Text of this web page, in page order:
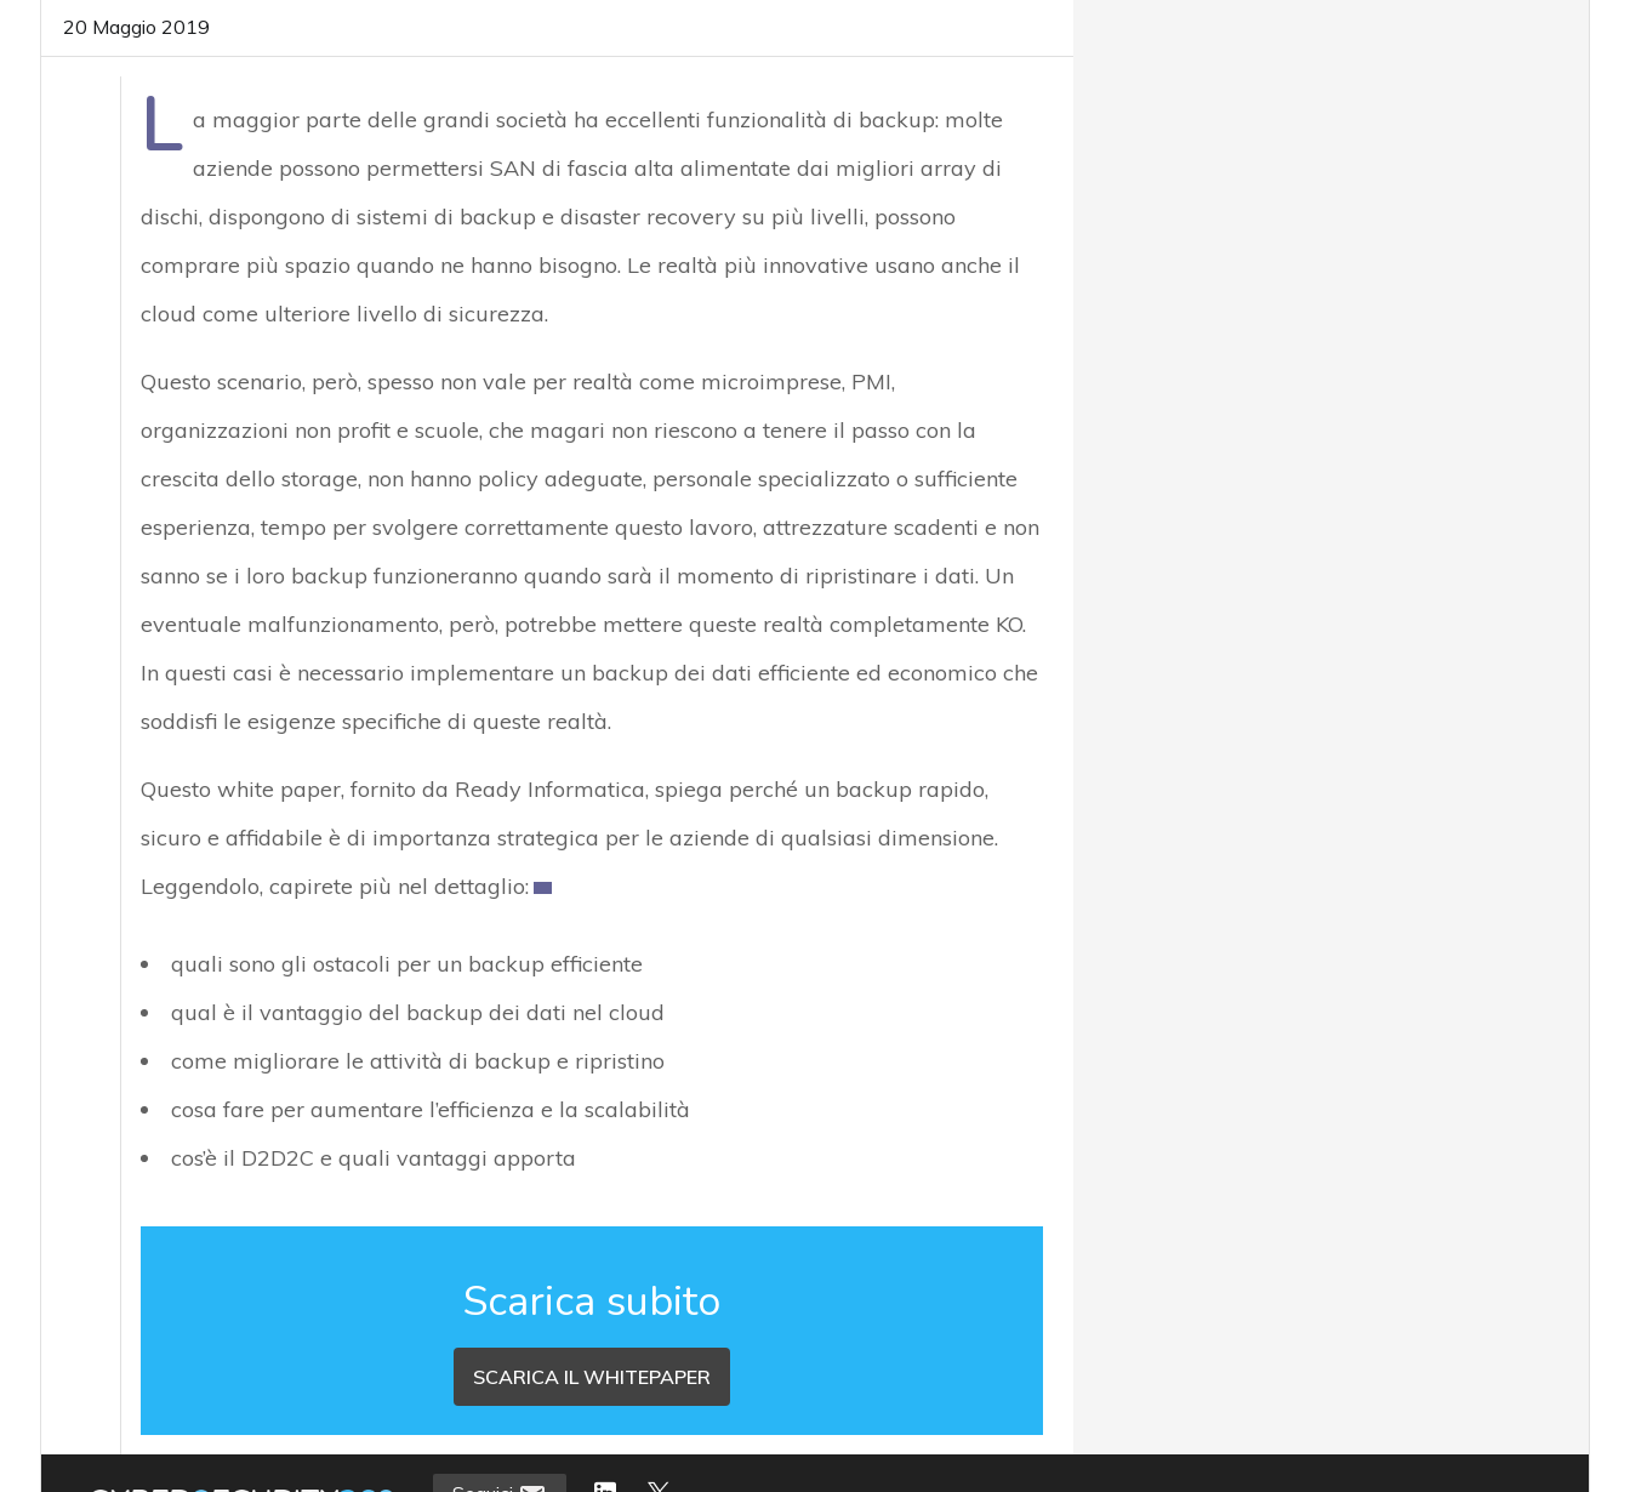
20 Maggio 2019
L a maggior parte delle grandi società ha eccellenti funzionalità di backup: molte
aziende possono permettersi SAN di fascia alta alimentate dai migliori array di
dischi, dispongono di sistemi di backup e disaster recovery su più livelli, possono
comprare più spazio quando ne hanno bisogno. Le realtà più innovative usano anche il
cloud come ulteriore livello di sicurezza.
Questo scenario, però, spesso non vale per realtà come microimprese, PMI,
organizzazioni non profit e scuole, che magari non riescono a tenere il passo con la
crescita dello storage, non hanno policy adeguate, personale specializzato o sufficiente
esperienza, tempo per svolgere correttamente questo lavoro, attrezzature scadenti e non
sanno se i loro backup funzioneranno quando sarà il momento di ripristinare i dati. Un
eventuale malfunzionamento, però, potrebbe mettere queste realtà completamente KO.
In questi casi è necessario implementare un backup dei dati efficiente ed economico che
soddisfi le esigenze specifiche di queste realtà.
Questo white paper, fornito da Ready Informatica, spiega perché un backup rapido,
sicuro e affidabile è di importanza strategica per le aziende di qualsiasi dimensione.
Leggendolo, capirete più nel dettaglio:
quali sono gli ostacoli per un backup efficiente
qual è il vantaggio del backup dei dati nel cloud
come migliorare le attività di backup e ripristino
cosa fare per aumentare l’efficienza e la scalabilità
cos’è il D2D2C e quali vantaggi apporta
Scarica subito
SCARICA IL WHITEPAPER